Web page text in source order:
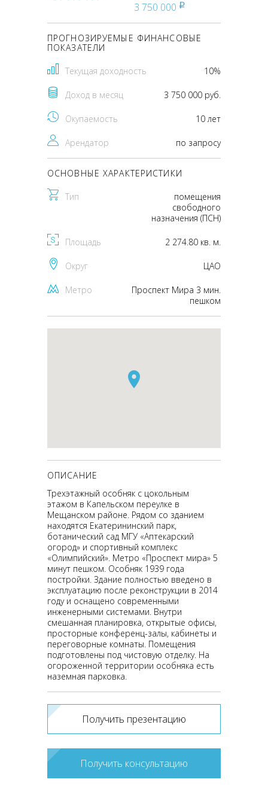
3 750 000 pуб
ПРОГНОЗИРУЕМЫЕ ФИНАНСОВЫЕ
ПОКАЗАТЕЛИ
Текущая доходность 10%
Доход в месяц 3 750 000 руб.
Окупаемость 10 лет
Арендатор по запросу
ОСНОВНЫЕ ХАРАКТЕРИСТИКИ
Тип
помещения
свободного
назначения (ПСН)
Площадь 2 274.80 кв. м.
Округ ЦАО
Метро
Проспект Мира 3 мин.
пешком
ОПИСАНИЕ
Трехэтажный особняк с цокольным
этажом в Капельском переулке в
Мещанском районе. Рядом со зданием
находятся Екатерининский парк,
ботанический сад МГУ «Аптекарский
огород» и спортивный комплекс
«Олимпийский». Метро «Проспект мира» 5
минут пешком. Особняк 1939 года
постройки. Здание полностью введено в
эксплуатацию после реконструкции в 2014
году и оснащено современными
инженерными системами. Внутри
смешанная планировка, открытые офисы,
просторные конференц-залы, кабинеты и
переговорные комнаты. Помещения
подготовлены под чистовую отделку. На
огороженной территории особняка есть
наземная парковка.
Получить презентацию
Получить консультацию